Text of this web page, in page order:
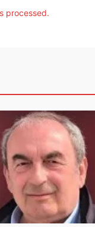
processed.